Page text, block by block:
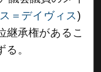
＝デイヴィス)
継承権があるこ
。